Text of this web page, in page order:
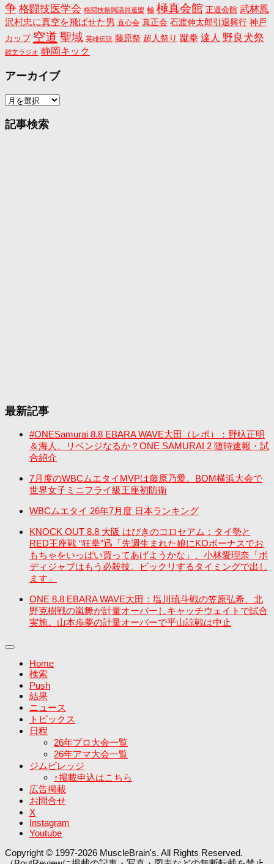
争 格闘技医学会 格闘技振興議員連盟 極 極真会館 正道会館 武林風
沢村忠に真空を飛ばせた男 直心会 真正会 石渡伸太郎引退興行 神戸
カップ 空道 聖域 英雄伝説 藤原祭 超人祭り 蹴拳 達人 野良犬祭
雑文ラジオ 静岡キック
アーカイブ
ア
カ
記事検索
最新記事
#ONESamurai 8.8 EBARA WAVE大田（レポ）：野杁正明
＆海人、リベンジなるか？ONE SAMURAI 2 随時速報・試
合紹介
7月度のWBCムエタイMVPは藤原乃愛。BOM横浜大会で
世界女子ミニフライ級王座初防衛
WBCムエタイ 26年7月度 日本ランキング
KNOCK OUT 8.8 大阪 はびきのコロセアム：タイ勢と
RED王座戦 “狂拳”迅「先週生まれた娘にKOボーナスでお
もちゃをいっぱい買ってあげようかな」、小林愛理奈「ボ
ディジャブはもう必殺技。ビックリするタイミングで出し
ます」
ONE 8.8 EBARA WAVE大田：塩川琉斗戦の笠原弘希、北
野克樹戦の嵐舞が計量オーバーしキャッチウェイトで試合
実施。山本歩夢の計量オーバーで平山諒戦は中止
Home
検索
Push
結果
ニュース
トピックス
日程
26年プロ大会一覧
26年アマ大会一覧
ジムビレッジ
↑掲載申込はこちら
広告掲載
お問合せ
X
Instagram
Youtube
Copyright © 1997-2026 MuscleBrain's. All Rights Reserved.